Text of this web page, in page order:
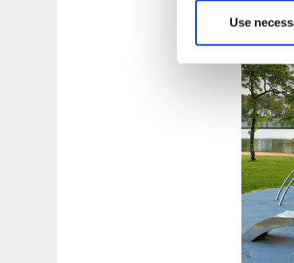
Use
ouverts